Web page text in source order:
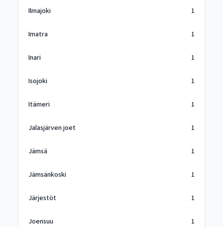
Ilmajoki 1
Imatra 1
Inari 1
Isojoki 1
Itämeri 1
Jalasjärven joet 1
Jämsä 1
Jämsänkoski 1
Järjestöt 1
Joensuu 1